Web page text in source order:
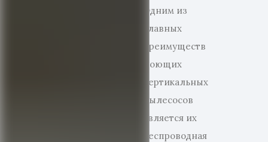
Одним из
главных
преимуществ
моющих
вертикальных
пылесосов
является их
беспроводная